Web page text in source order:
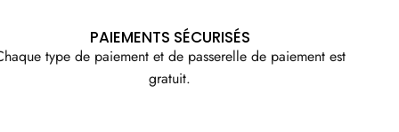
PAIEMENTS SÉCURISÉS
type de paiement et de passerelle de paiement est
gratuit.